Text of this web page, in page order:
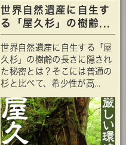
世界自然遺産に自生す
る「屋久杉」の樹齢...
世界自然遺産に自生する「屋
久杉」の樹齢の長さに隠され
た秘密とは？そこには普通の
杉と比べて、希少性が高...